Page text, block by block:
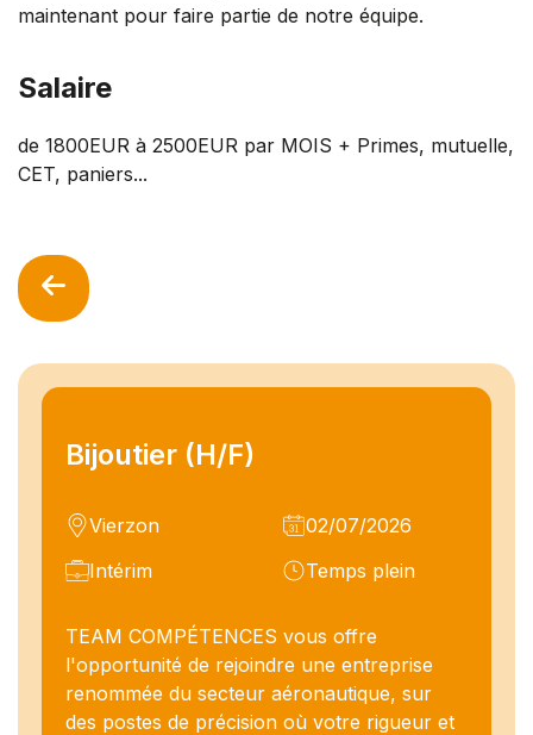
Bijoutier (H/F)
Vierzon
02/07/2026
Intérim
Temps plein
TEAM COMPÉTENCES vous offre
l'opportunité de rejoindre une entreprise
renommée du secteur aéronautique, sur
des postes de précision où votre rigueur et
maintenant pour faire partie de notre équipe.
Salaire
de 1800EUR à 2500EUR par MOIS + Primes, mutuelle,
CET, paniers...